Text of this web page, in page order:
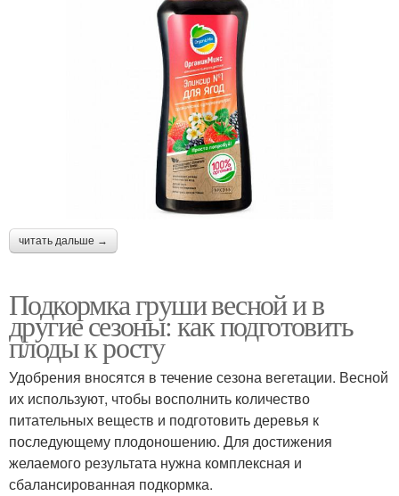
читать дальше →
Подкормка груши весной и в
другие сезоны: как подготовить
плоды к росту
Удобрения вносятся в течение сезона вегетации. Весной
их используют, чтобы восполнить количество
питательных веществ и подготовить деревья к
последующему плодоношению. Для достижения
желаемого результата нужна комплексная и
сбалансированная подкормка.